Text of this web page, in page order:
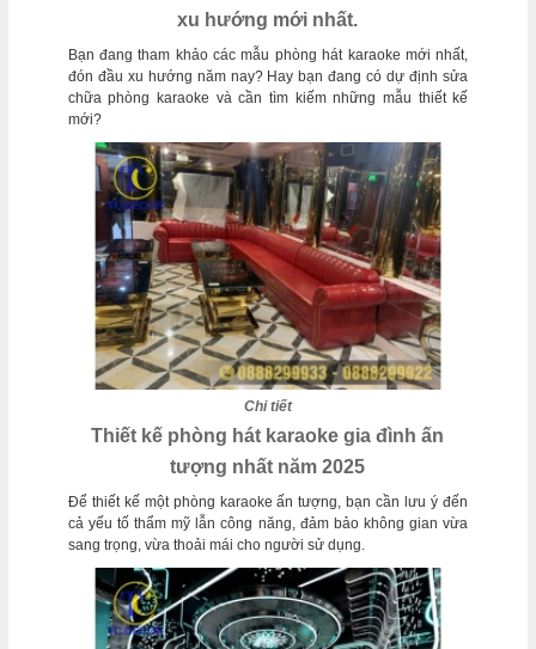
xu hướng mới nhất.
Bạn đang tham khảo các mẫu phòng hát karaoke mới nhất,
đón đầu xu hướng năm nay? Hay bạn đang có dự định sửa
chữa phòng karaoke và cần tìm kiếm những mẫu thiết kế
mới?
Chi tiết
Thiết kế phòng hát karaoke gia đình ấn
tượng nhất năm 2025
Để thiết kế một phòng karaoke ấn tượng, bạn cần lưu ý đến
cả yếu tố thẩm mỹ lẫn công năng, đảm bảo không gian vừa
sang trọng, vừa thoải mái cho người sử dụng.